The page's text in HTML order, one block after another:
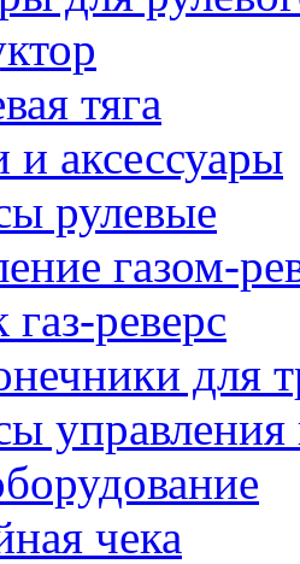
тяга
и аксессуары
рулевые
газом-
газ-реверс
для
управления
чека